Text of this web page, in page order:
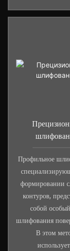
Профильное
формировании
контуров,
собой
шлифования
В этом